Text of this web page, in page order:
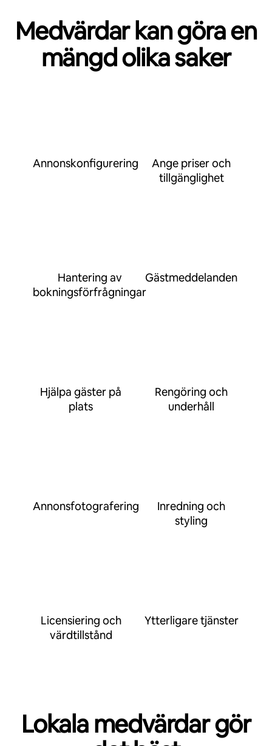
Medvärdar kan göra en
mängd olika saker
Annonskonfigurering
Ange priser och
tillgänglighet
Hantering av
bokningsförfrågningar
Gästmeddelanden
Hjälpa gäster på
plats
Rengöring och
underhåll
Annonsfotografering
Inredning och
styling
Licensiering och
värdtillstånd
Ytterligare tjänster
Lokala medvärdar gör